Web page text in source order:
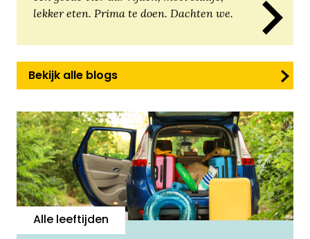
lekker eten. Prima te doen. Dachten we.
Bekijk alle blogs
Alle leeftijden